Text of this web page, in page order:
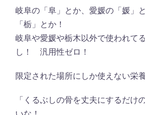
岐阜の「阜」とか、愛媛の「媛
「栃」とか！
岐阜や愛媛や栃木以外で使われて
し！ 汎用性ゼロ！
限定された場所にしか使えない栄
「くるぶしの骨を丈夫にするだけ